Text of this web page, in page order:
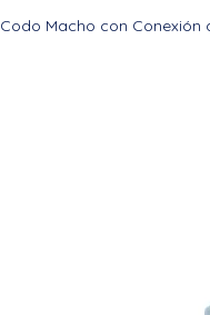
Codo Macho con Conexión